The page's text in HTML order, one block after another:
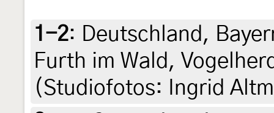
1-2: Deutschland,
Furth im Wald,
(Studiofotos: Ingrid